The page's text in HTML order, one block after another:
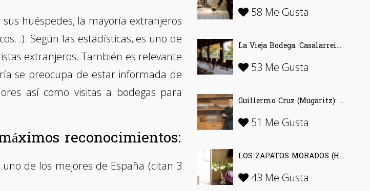
huéspedes, la mayoría extranjeros
Según las estadísticas, es uno de
extranjeros. También es relevante
se preocupa de estar informada de
así como visitas a bodegas para
reconocimientos:
uno de los mejores de España (citan 3
58 Me Gusta
La Vieja Bodega. Casalarreina (La Rioja)…
53 Me Gusta
Guillermo Cruz (Mugaritz): «El vino se inventó para disfrutar»
51 Me Gusta
LOS ZAPATOS MORADOS (Haro). Alojamiento Turístico con encanto
43 Me Gusta